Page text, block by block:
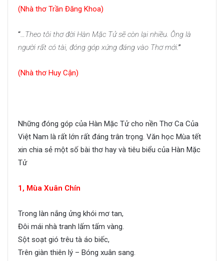
(Nhà thơ Trần Đăng Khoa)
“…Theo tôi thơ đời Hàn Mặc Tử sẽ còn lại nhiều. Ông là
người rất có tài, đóng góp xứng đáng vào Thơ mới.”
(Nhà thơ Huy Cận)
Những đóng góp của Hàn Mặc Tử cho nền Thơ Ca Của
Việt Nam là rất lớn rất đáng trân trọng. Văn học Mùa tết
xin chia sẻ một số bài thơ hay và tiêu biểu của Hàn Mặc
Tử
1, Mùa Xuân Chín
Trong làn nắng ửng khói mơ tan,
Đôi mái nhà tranh lấm tấm vàng.
Sột soạt gió trêu tà áo biếc,
Trên giàn thiên lý – Bóng xuân sang.